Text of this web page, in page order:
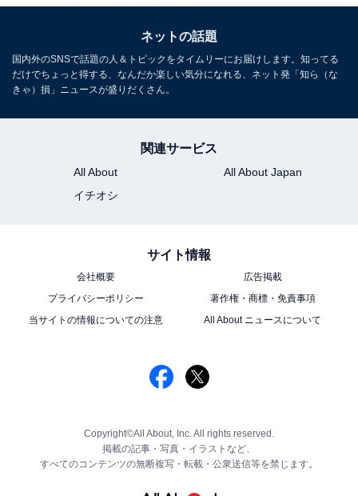
ネットの話題
国内外のSNSで話題の人＆トピックをタイムリーにお届けします。知ってる
だけでちょっと得する、なんだか楽しい気分になれる、ネット発「知ら（な
きゃ）損」ニュースが盛りだくさん。
関連サービス
All About
All About Japan
イチオシ
サイト情報
会社概要
広告掲載
プライバシーポリシー
著作権・商標・免責事項
当サイトの情報についての注意
All About ニュースについて
Copyright©All About, Inc. All rights reserved.
掲載の記事・写真・イラストなど、
すべてのコンテンツの無断複写・転載・公衆送信等を禁じます。